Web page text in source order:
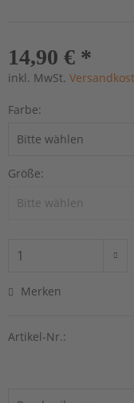
14,90 € *
inkl. MwSt.
Farbe:
Größe:
Merken
Artikel-Nr.: